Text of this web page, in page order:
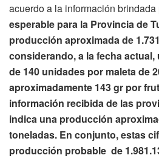
acuerdo a la información
esperable para la Provincia de
producción aproximada de
considerando, a la fecha
de 140 unidades por maleta de
aproximadamente 143 gr por
información recibida de las
indica una producción
toneladas. En conjunto, estas
producción probable de